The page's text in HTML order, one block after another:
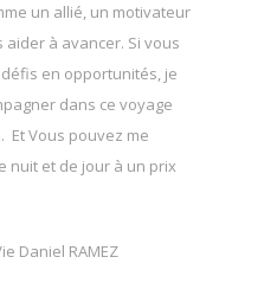
un allié, un motivateur
à avancer. Si vous
en opportunités, je
dans ce voyage
Et Vous pouvez me
nuit et de jour à un prix
Daniel RAMEZ